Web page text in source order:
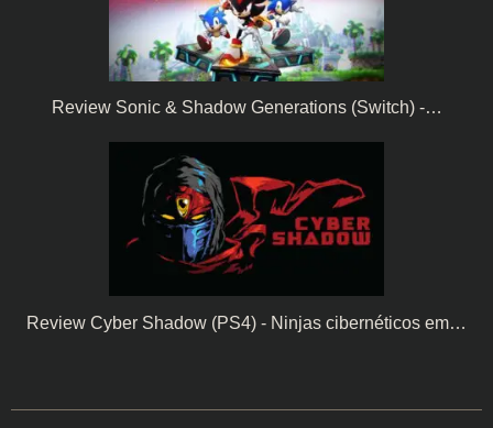
Review Sonic & Shadow Generations (Switch) -…
Review Cyber Shadow (PS4) - Ninjas cibernéticos em…